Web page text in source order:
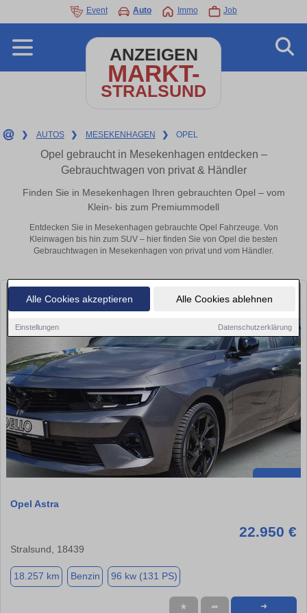
Alle Cookies akzeptieren Alle Cookies ablehnen
Einstellungen Datenschutzerklärung
Event Auto Immo Job
ANZEIGEN
MARKT-
STRALSUND
❯ AUTOS ❯ MESEKENHAGEN ❯ OPEL
Opel gebraucht in Mesekenhagen entdecken –
Gebrauchtwagen von privat & Händler
Finden Sie in Mesekenhagen Ihren gebrauchten Opel – vom
Klein- bis zum Premiummodell
Entdecken Sie in Mesekenhagen gebrauchte Opel Fahrzeuge. Von
Kleinwagen bis hin zum SUV – hier finden Sie von Opel die besten
Gebrauchtwagen in Mesekenhagen von privat und vom Händler.
Opel Astra
22.950 €
Stralsund, 18439
18.257 km Benzin 96 kw (131 PS)
★ ➦ ➜